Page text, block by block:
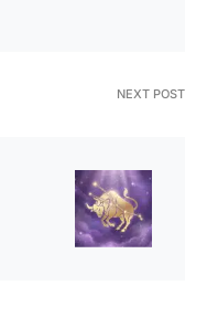
NEXT POST